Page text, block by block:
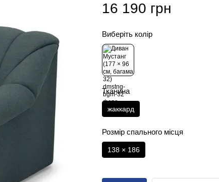
16 190 грн
Виберіть колір
Тканина
жаккард
Розмір спального місця
138 × 186